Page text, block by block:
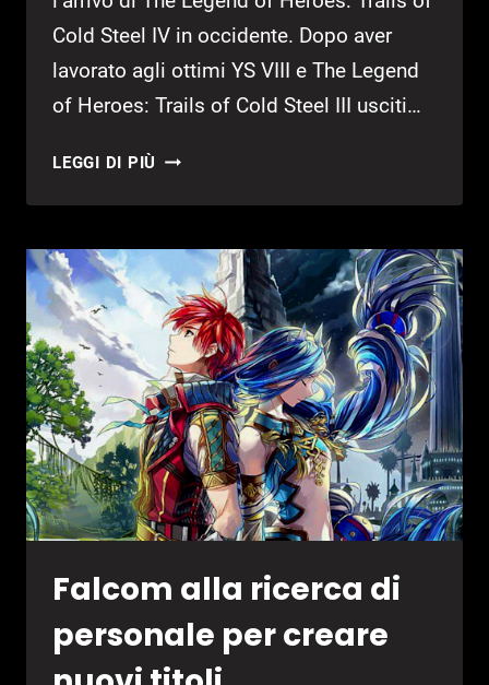
Cold Steel IV in occidente. Dopo aver
lavorato agli ottimi YS VIII e The Legend
of Heroes: Trails of Cold Steel III usciti…
LEGGI DI PIÙ TRAILS
COLD
IV
IN
USCITA
IN
OCCIDENTE
Falcom alla ricerca di
personale per creare